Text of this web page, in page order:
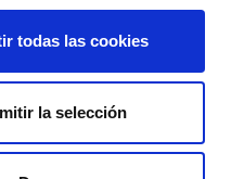
todas las cookies
la selección